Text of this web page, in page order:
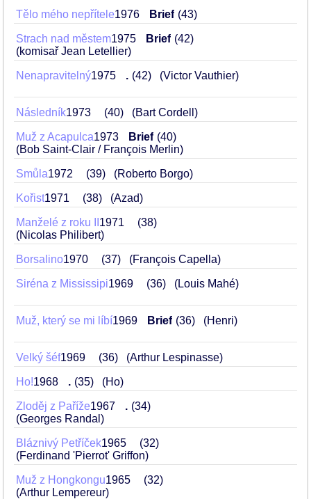
Tělo mého nepřítele1976 Brief 43
Strach nad městem1975 Brief 42
(komisař Jean Letellier)
Nenapravitelný1975 . 42 (Victor Vauthier)
Následník1973 40 (Bart Cordell)
Muž z Acapulca1973 Brief 40
(Bob Saint-Clair / François Merlin)
Smůla1972 39 (Roberto Borgo)
Kořist1971 38 (Azad)
Manželé z roku II 1971
38
(Nicolas Philibert)
Borsalino1970 37 (François Capella)
Siréna z Mississipi1969 36 (Louis Mahé)
Muž, který se mi líbí1969 Brief 36 (Henri)
Velký šéf1969 36 (Arthur Lespinasse)
Ho!1968 . 35 (Ho)
Zloděj z Paříže1967 . 34
(Georges Randal)
Bláznivý Petříček1965
32
(Ferdinand 'Pierrot' Griffon)
Muž z Hongkongu1965
32
(Arthur Lempereur)